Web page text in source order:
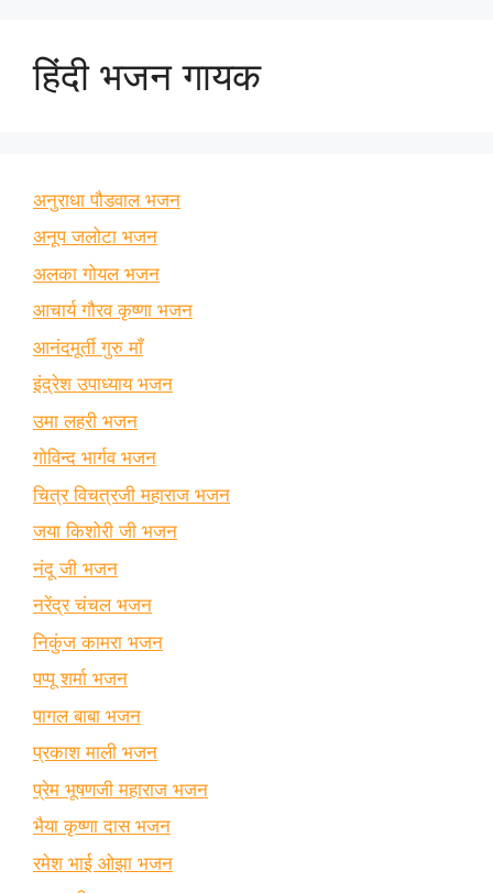
हिंदी भजन गायक
अनुराधा पौडवाल भजन
अनूप जलोटा भजन
अलका गोयल भजन
आचार्य गौरव कृष्णा भजन
आनंदमूर्ती गुरु माँ
इंद्रेश उपाध्याय भजन
उमा लहरी भजन
गोविन्द भार्गव भजन
चित्र विचत्रजी महाराज भजन
जया किशोरी जी भजन
नंदू जी भजन
नरेंद्र चंचल भजन
निकुंज कामरा भजन
पप्पू शर्मा भजन
पागल बाबा भजन
प्रकाश माली भजन
प्रेम भूषणजी महाराज भजन
भैया कृष्णा दास भजन
रमेश भाई ओझा भजन